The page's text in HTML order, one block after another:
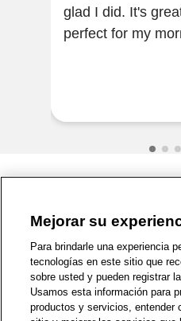
glad I did. It's
perfect for my
1-800-679-9691 | Contáctenos |
Política de Privacidad | WA
Zona de Bienestar | ©
Mejorar su
Para brindarle una experiencia
tecnologías en este sitio que
sobre usted y pueden registrar
Usamos esta información para
productos y servicios, entender